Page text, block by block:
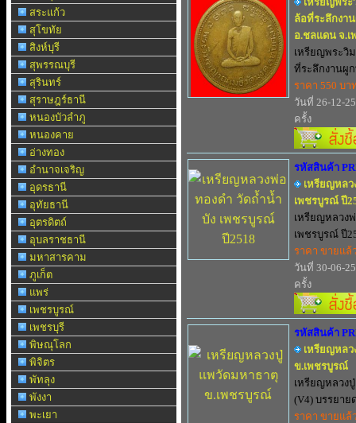
สระแก้ว
สุโขทัย
สิงห์บุรี
สุพรรณบุรี
สุรินทร์
สุราษฎร์ธานี
หนองบัวลำภู
หนองคาย
อ่างทอง
อำนาจเจริญ
อุดรธานี
อุทัยธานี
อุตรดิตถ์
อุบลราชธานี
มหาสารคาม
ภูเก็ต
แพร่
เพชรบูรณ์
เพชรบุรี
พิษณุโลก
พิจิตร
พัทลุง
พังงา
พะเยา
ล้อที่ระลึกงา
อ.ชลแดน จ.
เหรียญพระวิ
ที่ระลึกงานผู
ราคา 550 บา
วันที่ 26-12-
ครั้ง
รหัสสินค้า
เหรียญหลว
เพชรบูรณ์ ปี
เหรียญหลวง
เพชรบูรณ์ ปี
ราคา ขายแล้
วันที่ 30-06-
ครั้ง
รหัสสินค้า
เหรียญหล
ข.เพชรบูรณ์
เหรียญหลวง
(V4) บรรยาย
ราคา ขายแล้